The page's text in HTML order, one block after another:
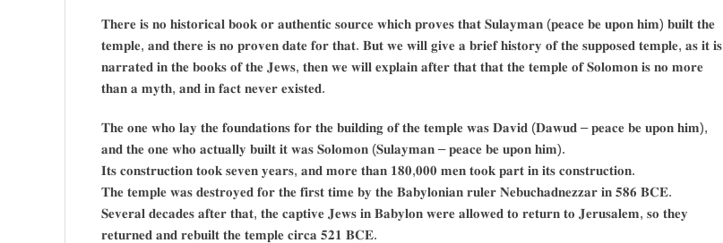
𝐓𝐡𝐞𝐫𝐞 𝐢𝐬 𝐧𝐨 𝐡𝐢𝐬𝐭𝐨𝐫𝐢𝐜𝐚𝐥 𝐛𝐨𝐨𝐤 𝐨𝐫 𝐚𝐮𝐭𝐡𝐞𝐧𝐭𝐢𝐜 𝐬𝐨𝐮𝐫𝐜𝐞 𝐰𝐡𝐢𝐜𝐡 𝐩𝐫𝐨𝐯𝐞𝐬 𝐭𝐡𝐚𝐭 𝐒𝐮𝐥𝐚𝐲𝐦𝐚𝐧 (𝐩𝐞𝐚𝐜𝐞 𝐛𝐞 𝐮𝐩𝐨𝐧 𝐡𝐢𝐦) 𝐛𝐮𝐢𝐥𝐭 𝐭𝐡𝐞
𝐭𝐞𝐦𝐩𝐥𝐞, 𝐚𝐧𝐝 𝐭𝐡𝐞𝐫𝐞 𝐢𝐬 𝐧𝐨 𝐩𝐫𝐨𝐯𝐞𝐧 𝐝𝐚𝐭𝐞 𝐟𝐨𝐫 𝐭𝐡𝐚𝐭. 𝐁𝐮𝐭 𝐰𝐞 𝐰𝐢𝐥𝐥 𝐠𝐢𝐯𝐞 𝐚 𝐛𝐫𝐢𝐞𝐟 𝐡𝐢𝐬𝐭𝐨𝐫𝐲 𝐨𝐟 𝐭𝐡𝐞 𝐬𝐮𝐩𝐩𝐨𝐬𝐞𝐝 𝐭𝐞𝐦𝐩𝐥𝐞, 𝐚𝐬 𝐢𝐭 𝐢𝐬
𝐧𝐚𝐫𝐫𝐚𝐭𝐞𝐝 𝐢𝐧 𝐭𝐡𝐞 𝐛𝐨𝐨𝐤𝐬 𝐨𝐟 𝐭𝐡𝐞 𝐉𝐞𝐰𝐬, 𝐭𝐡𝐞𝐧 𝐰𝐞 𝐰𝐢𝐥𝐥 𝐞𝐱𝐩𝐥𝐚𝐢𝐧 𝐚𝐟𝐭𝐞𝐫 𝐭𝐡𝐚𝐭 𝐭𝐡𝐚𝐭 𝐭𝐡𝐞 𝐭𝐞𝐦𝐩𝐥𝐞 𝐨𝐟 𝐒𝐨𝐥𝐨𝐦𝐨𝐧 𝐢𝐬 𝐧𝐨 𝐦𝐨𝐫𝐞
𝐭𝐡𝐚𝐧 𝐚 𝐦𝐲𝐭𝐡, 𝐚𝐧𝐝 𝐢𝐧 𝐟𝐚𝐜𝐭 𝐧𝐞𝐯𝐞𝐫 𝐞𝐱𝐢𝐬𝐭𝐞𝐝.
𝐓𝐡𝐞 𝐨𝐧𝐞 𝐰𝐡𝐨 𝐥𝐚𝐲 𝐭𝐡𝐞 𝐟𝐨𝐮𝐧𝐝𝐚𝐭𝐢𝐨𝐧𝐬 𝐟𝐨𝐫 𝐭𝐡𝐞 𝐛𝐮𝐢𝐥𝐝𝐢𝐧𝐠 𝐨𝐟 𝐭𝐡𝐞 𝐭𝐞𝐦𝐩𝐥𝐞 𝐰𝐚𝐬 𝐃𝐚𝐯𝐢𝐝 (𝐃𝐚𝐰𝐮𝐝 – 𝐩𝐞𝐚𝐜𝐞 𝐛𝐞 𝐮𝐩𝐨𝐧 𝐡𝐢𝐦),
𝐚𝐧𝐝 𝐭𝐡𝐞 𝐨𝐧𝐞 𝐰𝐡𝐨 𝐚𝐜𝐭𝐮𝐚𝐥𝐥𝐲 𝐛𝐮𝐢𝐥𝐭 𝐢𝐭 𝐰𝐚𝐬 𝐒𝐨𝐥𝐨𝐦𝐨𝐧 (𝐒𝐮𝐥𝐚𝐲𝐦𝐚𝐧 – 𝐩𝐞𝐚𝐜𝐞 𝐛𝐞 𝐮𝐩𝐨𝐧 𝐡𝐢𝐦).
𝐈𝐭𝐬 𝐜𝐨𝐧𝐬𝐭𝐫𝐮𝐜𝐭𝐢𝐨𝐧 𝐭𝐨𝐨𝐤 𝐬𝐞𝐯𝐞𝐧 𝐲𝐞𝐚𝐫𝐬, 𝐚𝐧𝐝 𝐦𝐨𝐫𝐞 𝐭𝐡𝐚𝐧 𝟏𝟖𝟎,𝟎𝟎𝟎 𝐦𝐞𝐧 𝐭𝐨𝐨𝐤 𝐩𝐚𝐫𝐭 𝐢𝐧 𝐢𝐭𝐬 𝐜𝐨𝐧𝐬𝐭𝐫𝐮𝐜𝐭𝐢𝐨𝐧.
𝐓𝐡𝐞 𝐭𝐞𝐦𝐩𝐥𝐞 𝐰𝐚𝐬 𝐝𝐞𝐬𝐭𝐫𝐨𝐲𝐞𝐝 𝐟𝐨𝐫 𝐭𝐡𝐞 𝐟𝐢𝐫𝐬𝐭 𝐭𝐢𝐦𝐞 𝐛𝐲 𝐭𝐡𝐞 𝐁𝐚𝐛𝐲𝐥𝐨𝐧𝐢𝐚𝐧 𝐫𝐮𝐥𝐞𝐫 𝐍𝐞𝐛𝐮𝐜𝐡𝐚𝐝𝐧𝐞𝐳𝐳𝐚𝐫 𝐢𝐧 𝟓𝟖𝟔 𝐁𝐂𝐄.
𝐒𝐞𝐯𝐞𝐫𝐚𝐥 𝐝𝐞𝐜𝐚𝐝𝐞𝐬 𝐚𝐟𝐭𝐞𝐫 𝐭𝐡𝐚𝐭, 𝐭𝐡𝐞 𝐜𝐚𝐩𝐭𝐢𝐯𝐞 𝐉𝐞𝐰𝐬 𝐢𝐧 𝐁𝐚𝐛𝐲𝐥𝐨𝐧 𝐰𝐞𝐫𝐞 𝐚𝐥𝐥𝐨𝐰𝐞𝐝 𝐭𝐨 𝐫𝐞𝐭𝐮𝐫𝐧 𝐭𝐨 𝐉𝐞𝐫𝐮𝐬𝐚𝐥𝐞𝐦, 𝐬𝐨 𝐭𝐡𝐞𝐲
𝐫𝐞𝐭𝐮𝐫𝐧𝐞𝐝 𝐚𝐧𝐝 𝐫𝐞𝐛𝐮𝐢𝐥𝐭 𝐭𝐡𝐞 𝐭𝐞𝐦𝐩𝐥𝐞 𝐜𝐢𝐫𝐜𝐚 𝟓𝟐𝟏 𝐁𝐂𝐄.